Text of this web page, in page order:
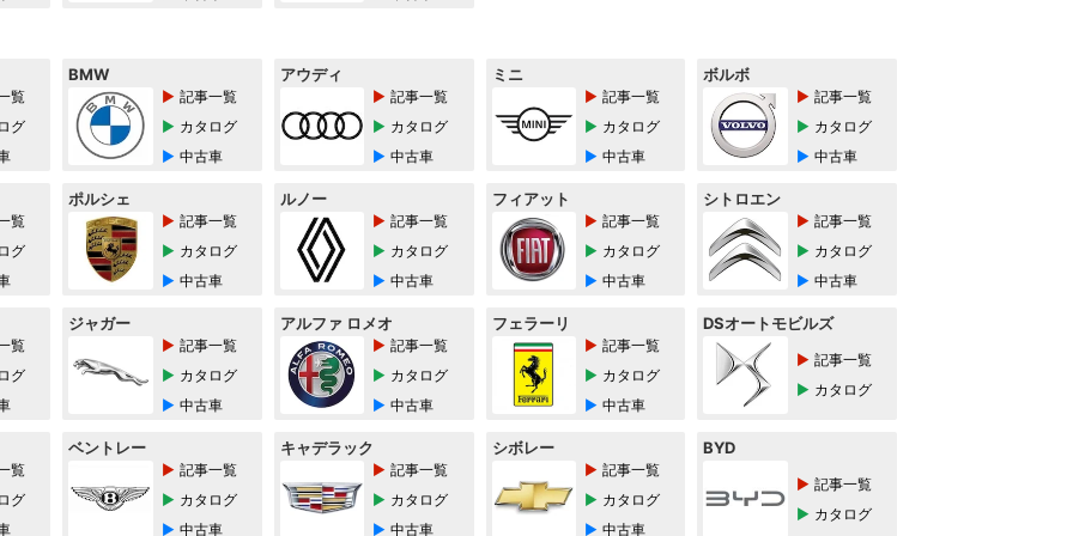
覧
グ
BMW
記事一覧
カタログ
中古車
アウディ
記事一覧
カタログ
中古車
ミニ
記事一覧
カタログ
中古車
ボルボ
記事一覧
カタログ
中古車
覧
グ
ポルシェ
記事一覧
カタログ
中古車
ルノー
記事一覧
カタログ
中古車
フィアット
記事一覧
カタログ
中古車
シトロエン
記事一覧
カタログ
中古車
覧
グ
ジャガー
記事一覧
カタログ
中古車
アルファ ロメオ
記事一覧
カタログ
中古車
フェラーリ
記事一覧
カタログ
中古車
DSオートモビルズ
記事一覧
カタログ
覧
グ
ベントレー
記事一覧
カタログ
中古車
キャデラック
記事一覧
カタログ
中古車
シボレー
記事一覧
カタログ
中古車
BYD
記事一覧
カタログ